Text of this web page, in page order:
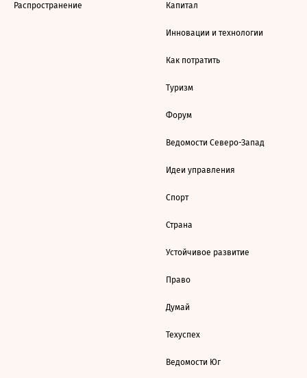
Распространение Капитал
Инновации и технологии
Как потратить
Туризм
Форум
Ведомости Северо-Запад
Идеи управления
Спорт
Страна
Устойчивое развитие
Право
Думай
Техуспех
Ведомости Юг